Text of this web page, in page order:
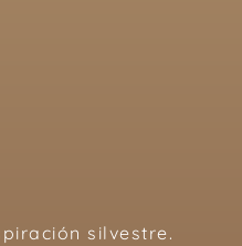
silvestre.